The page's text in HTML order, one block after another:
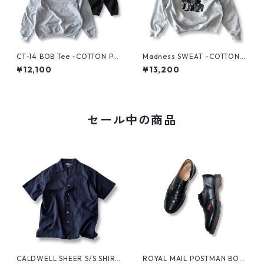
CT-14 BOB Tee -COTTON PA
N-
¥12,100
Madness SWEAT -COTTON P
AN-
¥13,200
セール中の商品
CALDWELL SHEER S/S SHIRT
ROYAL MAIL POSTMAN BOO